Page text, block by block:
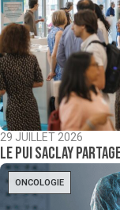
29 JUILLET 2026
Le PUI Saclay
ONCOLOGIE